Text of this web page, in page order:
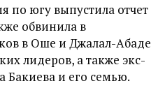
по югу выпустила отчет
обвинила в
в Оше и Джалал-Абаде
лидеров, а также экс-
Бакиева и его семью.